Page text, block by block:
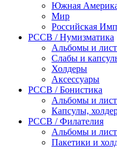
Южная
Мир
Российская
PCCB / Нумизматика
Альбомы и
Слабы и
Холдеры
Аксессуары
PCCB / Бонистика
Альбомы и
Капсулы,
PCCB / Филателия
Альбомы и
Пакетики и